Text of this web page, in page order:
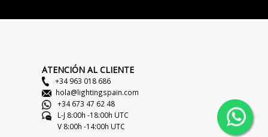
ATENCIÓN AL CLIENTE
+34 963 018 686
hola@lightingspain.com
+34 673 47 62 48
L-J 8:00h -18:00h UTC
V 8:00h -14:00h UTC